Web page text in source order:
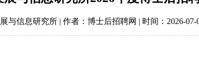
与信息研究所 | 作者：博士后招聘网 | 时间：2026-07-